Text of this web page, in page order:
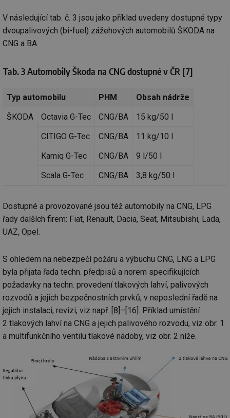
V následující tab. č. 3 jsou jako příklad uvedeny dostupné typy
dvoupalivových (bi-fuel) zážehových automobilů ŠKODA na
CNG a BA.
Tab. 3 Automobily Škoda na CNG dostupné v ČR [7]
Typ automobilu PHM
Obsah nádrže
ŠKODA
Octavia G-Tec CNG/BA
15 kg/50 l
CITIGO G-Tec
CNG/BA
11 kg/10 l
Kamiq G-Tec
CNG/BA
9 l/50 l
Scala G-Tec
CNG/BA 3,8 kg/50 l
Dostupné a provozované jsou též automobily na CNG, LPG
řady dalších firem: Fiat, Renault, Dacia, Seat, Mitsubishi, Lada,
UAZ, Opel.
S ohledem na nebezpečí požáru a výbuchu CNG, LNG a LPG
byla přijata řada techn. předpisů a norem specifikujících
požadavky na techn. provedení tlakových lahví, palivových
rozvodů a jejich bezpečnostních prvků, v neposlední řadě na
jejich instalaci, revizi, viz např. [8]–[16]. Příklad umístění
2 tlakových lahví na CNG a jejich palivového rozvodu, viz obr. 1
a multifunkčního ventilu tlakové nádoby, viz obr. 2 níže.